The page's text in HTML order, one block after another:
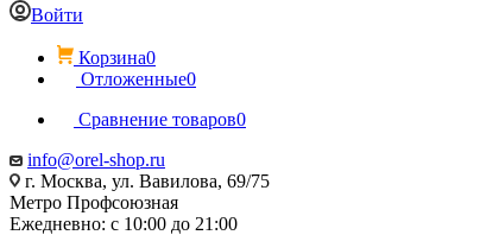
Войти
Корзина0
Отложенные0
Сравнение товаров0
info@orel-shop.ru
г. Москва, ул. Вавилова, 69/75
Метро Профсоюзная
Ежедневно: с 10:00 до 21:00